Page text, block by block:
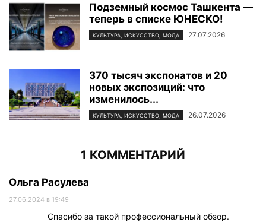
Подземный космос Ташкента —
теперь в списке ЮНЕСКО!
КУЛЬТУРА, ИСКУССТВО, МОДА 27.07.2026
370 тысяч экспонатов и 20
новых экспозиций: что
изменилось...
КУЛЬТУРА, ИСКУССТВО, МОДА 26.07.2026
1 КОММЕНТАРИЙ
Ольга Расулева
27.06.2024 в 19:49
Спасибо за такой профессиональный обзор.